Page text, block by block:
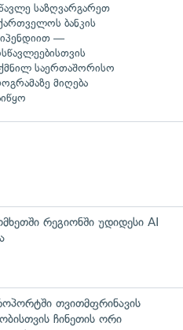
საზღვარგარეთ
ბანკის
—
საერთაშორისო
მიღება
რეგიონში უდიდესი AI
თვითმფრინავის
ჩინეთის ორი